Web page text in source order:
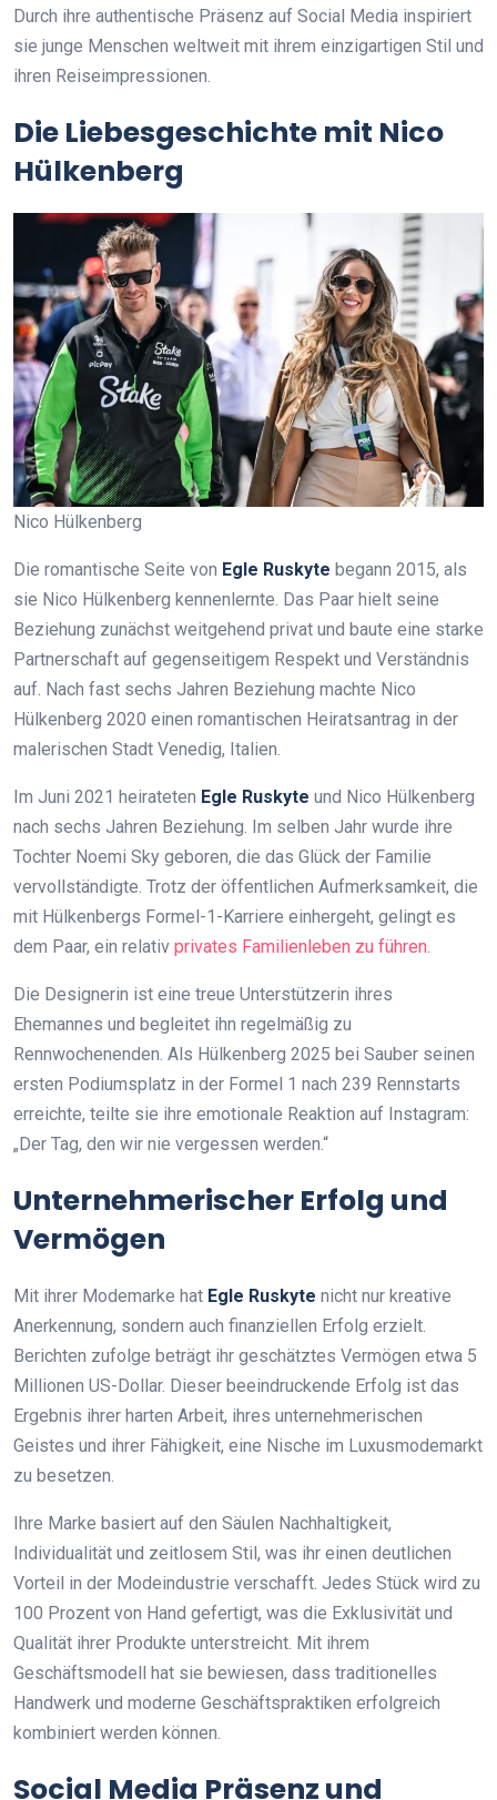
Durch ihre authentische Präsenz auf Social Media inspiriert
sie junge Menschen weltweit mit ihrem einzigartigen Stil und
ihren Reiseimpressionen.
Die Liebesgeschichte mit Nico
Hülkenberg
Nico Hülkenberg
Die romantische Seite von Egle Ruskyte begann 2015, als
sie Nico Hülkenberg kennenlernte. Das Paar hielt seine
Beziehung zunächst weitgehend privat und baute eine starke
Partnerschaft auf gegenseitigem Respekt und Verständnis
auf. Nach fast sechs Jahren Beziehung machte Nico
Hülkenberg 2020 einen romantischen Heiratsantrag in der
malerischen Stadt Venedig, Italien.
Im Juni 2021 heirateten Egle Ruskyte und Nico Hülkenberg
nach sechs Jahren Beziehung. Im selben Jahr wurde ihre
Tochter Noemi Sky geboren, die das Glück der Familie
vervollständigte. Trotz der öffentlichen Aufmerksamkeit, die
mit Hülkenbergs Formel-1-Karriere einhergeht, gelingt es
dem Paar, ein relativ privates Familienleben zu führen.
Die Designerin ist eine treue Unterstützerin ihres
Ehemannes und begleitet ihn regelmäßig zu
Rennwochenenden. Als Hülkenberg 2025 bei Sauber seinen
ersten Podiumsplatz in der Formel 1 nach 239 Rennstarts
erreichte, teilte sie ihre emotionale Reaktion auf Instagram:
„Der Tag, den wir nie vergessen werden.“
Unternehmerischer Erfolg und
Vermögen
Mit ihrer Modemarke hat Egle Ruskyte nicht nur kreative
Anerkennung, sondern auch finanziellen Erfolg erzielt.
Berichten zufolge beträgt ihr geschätztes Vermögen etwa 5
Millionen US-Dollar. Dieser beeindruckende Erfolg ist das
Ergebnis ihrer harten Arbeit, ihres unternehmerischen
Geistes und ihrer Fähigkeit, eine Nische im Luxusmodemarkt
zu besetzen.
Ihre Marke basiert auf den Säulen Nachhaltigkeit,
Individualität und zeitlosem Stil, was ihr einen deutlichen
Vorteil in der Modeindustrie verschafft. Jedes Stück wird zu
100 Prozent von Hand gefertigt, was die Exklusivität und
Qualität ihrer Produkte unterstreicht. Mit ihrem
Geschäftsmodell hat sie bewiesen, dass traditionelles
Handwerk und moderne Geschäftspraktiken erfolgreich
kombiniert werden können.
Social Media Präsenz und